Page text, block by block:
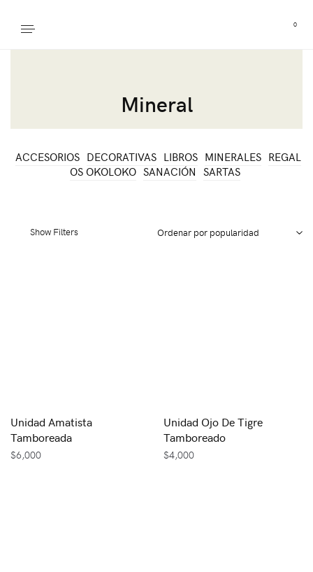
0
Mineral
ACCESORIOS DECORATIVAS LIBROS MINERALES REGAL
OS OKOLOKO SANACIÓN SARTAS
Show Filters
Unidad Amatista
Tamboreada
$6,000
Unidad Ojo De Tigre
Tamboreado
$4,000